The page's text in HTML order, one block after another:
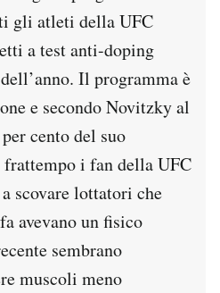
gli atleti della UFC
a test anti-doping
Il programma è
e secondo Novitzky al
cento del suo
i fan della UFC
scovare lottatori che
avevano un fisico
sembrano
muscoli meno